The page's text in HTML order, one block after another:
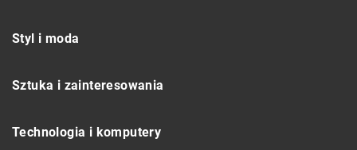
Styl i moda
Sztuka i zainteresowania
Technologia i komputery